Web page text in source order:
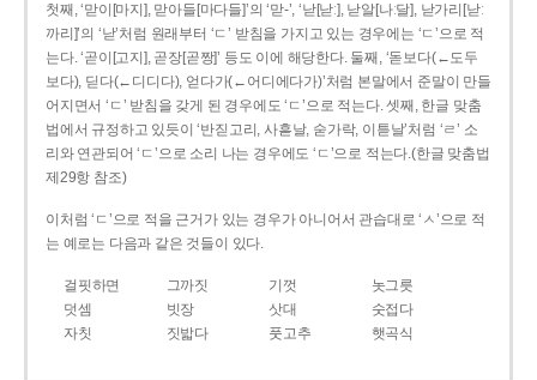
첫째, ‘맏이[마지], 맏아들[마다들]’의 ‘맏-’, ‘낟[낟ː], 낟알[나ː달], 낟가리[낟ː
까리]’의 ‘낟’처럼 원래부터 ‘ㄷ’ 받침을 가지고 있는 경우에는 ‘ㄷ’으로 적
는다. ‘곧이[고지], 곧장[곧짱]’ 등도 이에 해당한다. 둘째, ‘돋보다(←도두
보다), 딛다(←디디다), 얻다가(←어디에다가)’처럼 본말에서 준말이 만들
어지면서 ‘ㄷ’ 받침을 갖게 된 경우에도 ‘ㄷ’으로 적는다. 셋째, 한글 맞춤
법에서 규정하고 있듯이 ‘반짇고리, 사흗날, 숟가락, 이튿날’처럼 ‘ㄹ’ 소
리와 연관되어 ‘ㄷ’으로 소리 나는 경우에도 ‘ㄷ’으로 적는다.(한글 맞춤법
제29항 참조)
이처럼 ‘ㄷ’으로 적을 근거가 있는 경우가 아니어서 관습대로 ‘ㅅ’으로 적
는 예로는 다음과 같은 것들이 있다.
걸핏하면 그까짓 기껏
놋그릇
덧셈
빗장 삿대
숫접다
자칫
짓밟다 풋고추 햇곡식